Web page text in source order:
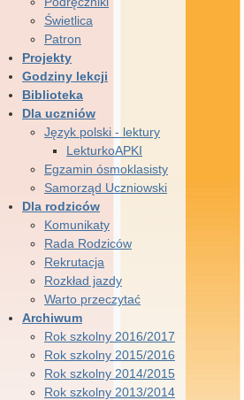
Świetlica
Patron
Projekty
Godziny lekcji
Biblioteka
Dla uczniów
Język polski - lektury
LekturkoAPKI
Egzamin ósmoklasisty
Samorząd Uczniowski
Dla rodziców
Komunikaty
Rada Rodziców
Rekrutacja
Rozkład jazdy
Warto przeczytać
Archiwum
Rok szkolny 2016/2017
Rok szkolny 2015/2016
Rok szkolny 2014/2015
Rok szkolny 2013/2014